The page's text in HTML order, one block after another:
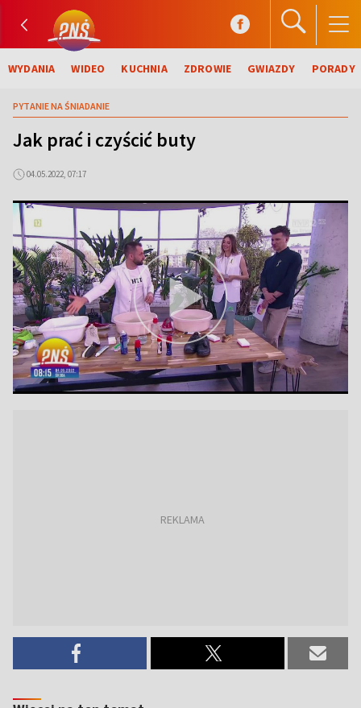
WYDANIA WIDEO KUCHNIA ZDROWIE GWIAZDY PORADY
PYTANIE NA ŚNIADANIE
Jak prać i czyścić buty
04.05.2022, 07:17